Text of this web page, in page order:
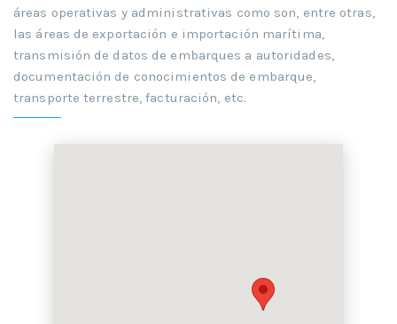
áreas operativas y administrativas como son, entre otras,
las áreas de exportación e importación marítima,
transmisión de datos de embarques a autoridades,
documentación de conocimientos de embarque,
transporte terrestre, facturación, etc.